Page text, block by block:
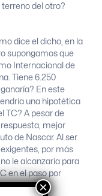
terreno del otro?
dice el dicho, en la
supongamos que
Internacional de
Tiene 6.250
En este
una hipotética
TC? A pesar de
mejor
de Nascar. Al ser
por más
le alcanzaría para
en el paso por
×